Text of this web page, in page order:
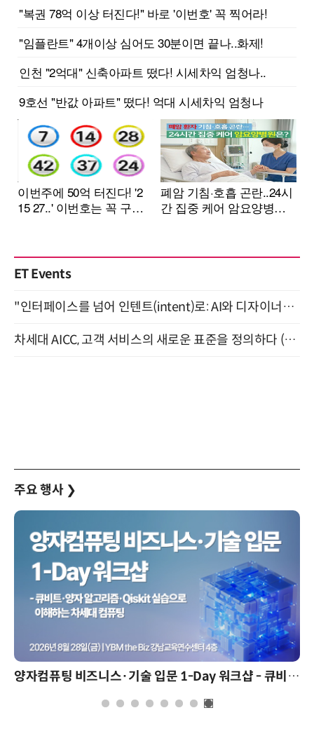
ET Events
"인터페이스를 넘어 인텐트(intent)로: AI와 디자이너가 함께 만드는 공존의 UX" 강남역 (9/2)
차세대 AICC, 고객 서비스의 새로운 표준을 정의하다 (9/9)
주요 행사 ❯
양자컴퓨팅 비즈니스·기술 입문 1-Day 워크샵 - 큐비트·양자 알고리듬·Qiskit 실습으로 이해하는 차세대